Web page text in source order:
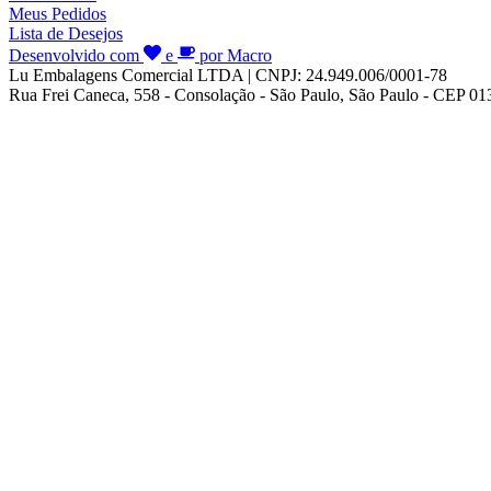
Meus Pedidos
Lista de Desejos
Desenvolvido com
e
por Macro
Lu Embalagens Comercial LTDA | CNPJ: 24.949.006/0001-78
Rua Frei Caneca, 558 - Consolação - São Paulo, São Paulo - CEP